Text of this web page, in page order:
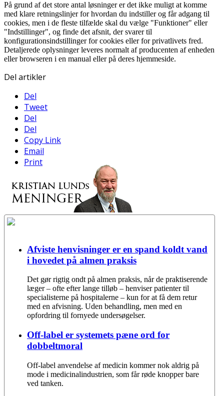
På grund af det store antal løsninger er det ikke muligt at komme
med klare retningslinjer for hvordan du indstiller og får adgang til
cookies, men i de fleste tilfælde skal du vælge "Funktioner" eller
"Indstillinger", og finde det afsnit, der svarer til
konfigurationsindstillinger for cookies eller for privatlivets fred.
Detaljerede oplysninger leveres normalt af producenten af enheden
eller browseren i en manual eller på deres hjemmeside.
Del artikler
Del
Tweet
Del
Del
Copy Link
Email
Print
Afviste henvisninger er en spand koldt vand
i hovedet på almen praksis
Det gør rigtig ondt på almen praksis, når de praktiserende
læger – ofte efter lange tilløb – henviser patienter til
specialisterne på hospitalerne – kun for at få dem retur
med en afvisning. Uden behandling, men med en
opfordring til fornyede undersøgelser.
Off-label er systemets pæne ord for
dobbeltmoral
Off-label anvendelse af medicin kommer nok aldrig på
mode i medicinalindustrien, som får røde knopper bare
ved tanken.